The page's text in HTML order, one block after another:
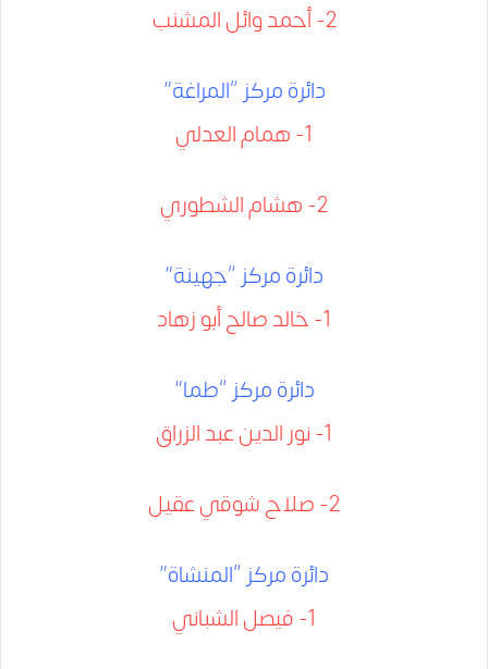
2- أحمد وائل المشنب
دائرة مركز “المراغة”
1- همام العدلي
2- هشام الشطوري
دائرة مركز “جهينة”
1- خالد صالح أبو زهاد
دائرة مركز “طما”
1- نور الدين عبد الزراق
2- صلاح شوقي عقيل
دائرة مركز “المنشاة”
1- فيصل الشباني